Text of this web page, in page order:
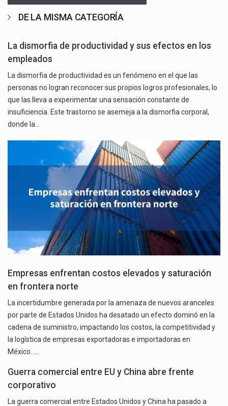
DE LA MISMA CATEGORÍA
La dismorfia de productividad y sus efectos en los
empleados
La dismorfia de productividad es un fenómeno en el que las
personas no logran reconocer sus propios logros profesionales, lo
que las lleva a experimentar una sensación constante de
insuficiencia. Este trastorno se asemeja a la dismorfia corporal,
donde la…
Empresas enfrentan costos elevados y saturación
en frontera norte
La incertidumbre generada por la amenaza de nuevos aranceles
por parte de Estados Unidos ha desatado un efecto dominó en la
cadena de suministro, impactando los costos, la competitividad y
la logística de empresas exportadoras e importadoras en
México. …
Guerra comercial entre EU y China abre frente
corporativo
La guerra comercial entre Estados Unidos y China ha pasado a